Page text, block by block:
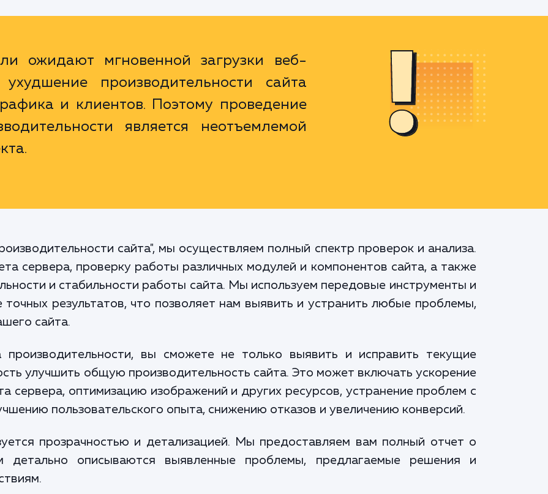
ожидают мгновенной загрузки веб-
производительности сайта
и клиентов. Поэтому проведение
является неотъемлемой
сайта", мы осуществляем полный спектр проверок и анализа.
сервера, проверку работы различных модулей и компонентов сайта, а также
и стабильности работы сайта. Мы используем передовые инструменты и
результатов, что позволяет нам выявить и устранить любые проблемы,
сайта.
производительности, вы сможете не только выявить и исправить текущие
улучшить общую производительность сайта. Это может включать ускорение
сервера, оптимизацию изображений и других ресурсов, устранение проблем с
пользовательского опыта, снижению отказов и увеличению конверсий.
прозрачностью и детализацией. Мы предоставляем вам полный отчет о
детально описываются выявленные проблемы, предлагаемые решения и